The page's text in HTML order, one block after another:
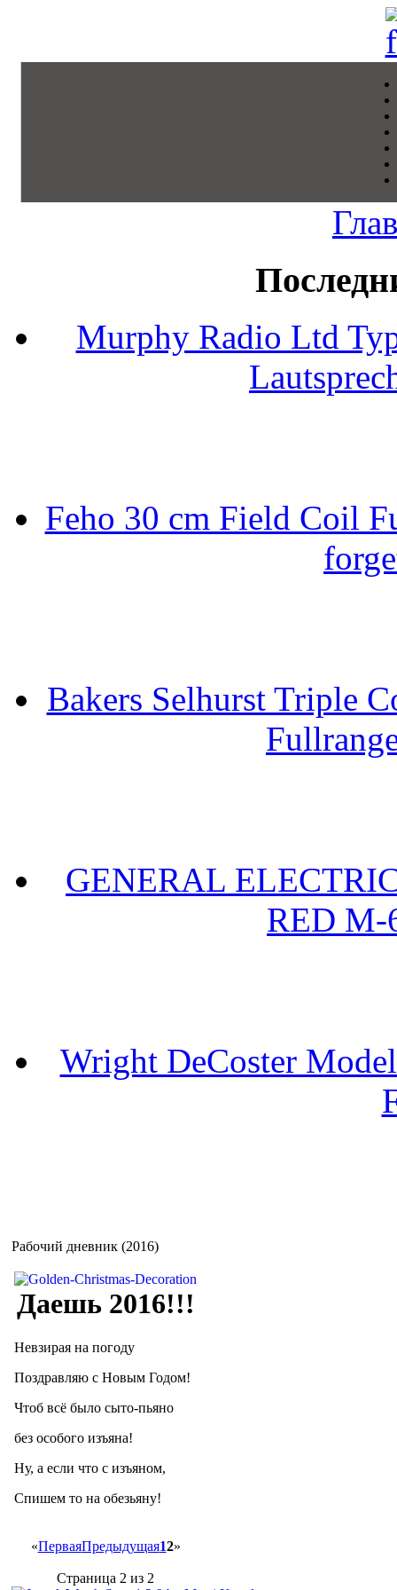
Murphy Radio Ltd
Feho 30 cm Field Coil
Bakers Selhurst Triple
GENERAL
RED M-
Wright DeCoster
Рабочий дневник (2016)
Даешь 2016!!!
Невзирая на погоду
Поздравляю с Новым Годом!
Чтоб всё было сыто-пьяно
без особого изъяна!
Ну, а если что с изъяном,
Спишем то на обезьяну!
«ПерваяПредыдущая12»
Страница 2 из 2